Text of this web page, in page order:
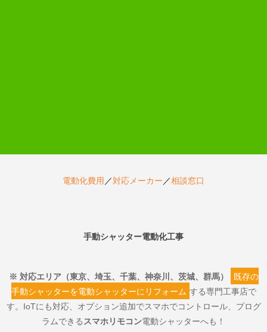
電動化費用 ／対応メーカー ／相談窓口
手動シャッター電動化工事
※ 対応エリア（東京、埼玉、千葉、神奈川、茨城、群馬）
既存の
手動シャッターを電動シャッターにリフォーム する専門工事店で
す。IoTにも対応、オプション追加でスマホでコントロール、プログ
ラムできる スマホリモコン電動シャッターへも！